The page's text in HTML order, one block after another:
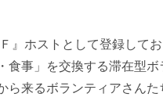
』ホストとして登録して
食事」を交換する滞在型
ら来るボランティアさん